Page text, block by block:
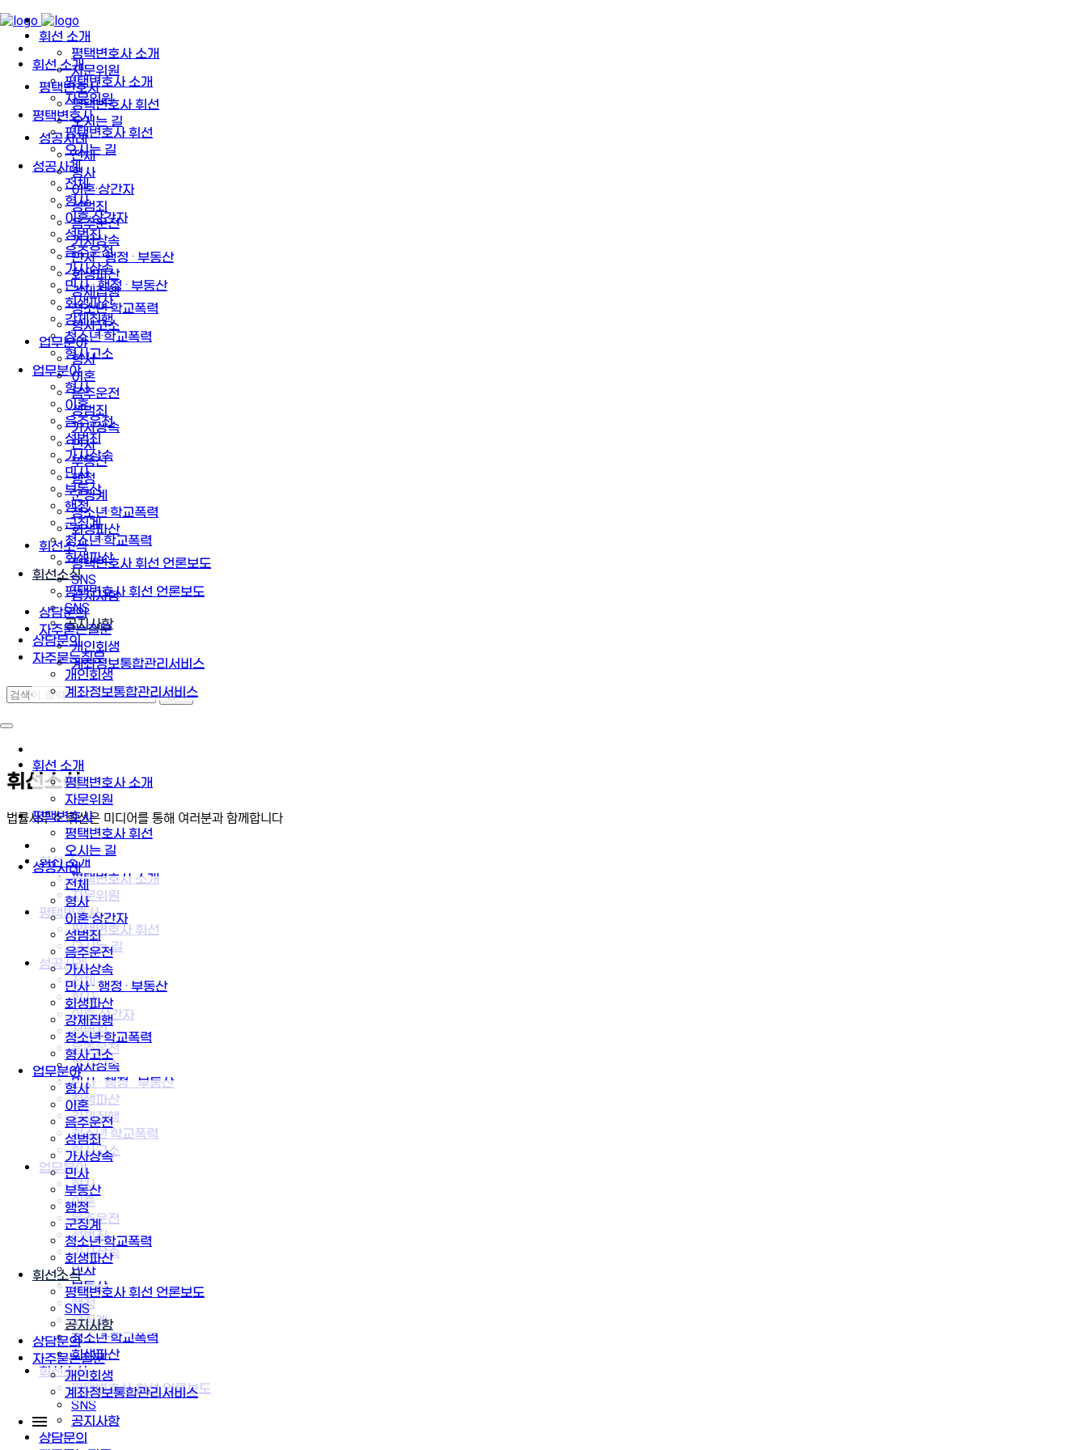
휘선 소개
평택변호사 소개
자문위원
평택변호사
평택변호사 휘선
오시는 길
성공사례
전체
형사
이혼·상간자
성범죄
음주운전
가사상속
민사 · 행정 · 부동산
회생파산
강제집행
청소년·학교폭력
형사고소
업무분야
형사
이혼
음주운전
성범죄
가사상속
민사
부동산
행정
군징계
청소년·학교폭력
회생파산
휘선소식
평택변호사 휘선 언론보도
SNS
공지사항
상담문의
자주묻는질문
개인회생
계좌정보통합관리서비스
휘선 소개
평택변호사 소개
자문위원
평택변호사
평택변호사 휘선
오시는 길
성공사례
전체
형사
이혼·상간자
성범죄
음주운전
가사상속
민사 · 행정 · 부동산
회생파산
강제집행
청소년·학교폭력
형사고소
업무분야
형사
이혼
음주운전
성범죄
가사상속
민사
부동산
행정
군징계
청소년·학교폭력
회생파산
휘선소식
평택변호사 휘선 언론보도
SNS
공지사항
상담문의
자주묻는질문
개인회생
계좌정보통합관리서비스
휘선 소개
평택변호사 소개
자문위원
평택변호사
평택변호사 휘선
오시는 길
성공사례
전체
형사
이혼·상간자
성범죄
음주운전
가사상속
민사 · 행정 · 부동산
회생파산
강제집행
청소년·학교폭력
형사고소
업무분야
형사
이혼
음주운전
성범죄
가사상속
민사
부동산
행정
군징계
청소년·학교폭력
회생파산
휘선소식
평택변호사 휘선 언론보도
SNS
공지사항
상담문의
자주묻는질문
개인회생
계좌정보통합관리서비스
휘선소식
법률사무소 휘선은 미디어를 통해 여러분과 함께합니다
휘선 소개
평택변호사 소개
자문위원
평택변호사
평택변호사 휘선
오시는 길
성공사례
전체
형사
이혼·상간자
성범죄
음주운전
가사상속
민사 · 행정 · 부동산
회생파산
강제집행
청소년·학교폭력
형사고소
업무분야
형사
이혼
음주운전
성범죄
가사상속
민사
부동산
행정
군징계
청소년·학교폭력
회생파산
휘선소식
평택변호사 휘선 언론보도
SNS
공지사항
상담문의